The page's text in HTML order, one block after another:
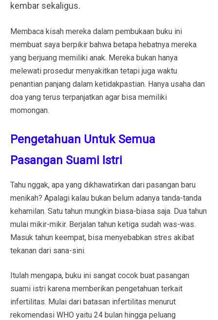
kembar sekaligus.
Membaca kisah mereka dalam pembukaan buku ini
membuat saya berpikir bahwa betapa hebatnya mereka
yang berjuang memiliki anak. Mereka bukan hanya
melewati prosedur menyakitkan tetapi juga waktu
penantian panjang dalam ketidakpastian. Hanya usaha dan
doa yang terus terpanjatkan agar bisa memiliki
momongan.
Pengetahuan Untuk Semua
Pasangan Suami Istri
Tahu nggak, apa yang dikhawatirkan dari pasangan baru
menikah? Apalagi kalau bukan belum adanya tanda-tanda
kehamilan. Satu tahun mungkin biasa-biasa saja. Dua tahun
mulai mikir-mikir. Berjalan tahun ketiga sudah was-was.
Masuk tahun keempat, bisa menyebabkan stres akibat
tekanan dari sana-sini.
Itulah mengapa, buku ini sangat cocok buat pasangan
suami istri karena memberikan pengetahuan terkait
infertilitas. Mulai dari batasan infertilitas menurut
rekomendasi WHO yaitu 24 bulan hingga peluang